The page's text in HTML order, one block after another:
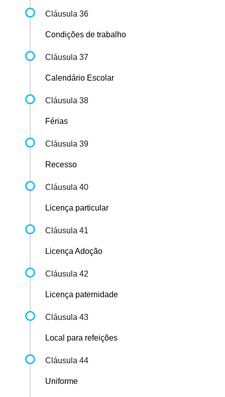
Cláusula 36
Condições de trabalho
Cláusula 37
Calendário Escolar
Cláusula 38
Férias
Cláusula 39
Recesso
Cláusula 40
Licença particular
Cláusula 41
Licença Adoção
Cláusula 42
Licença paternidade
Cláusula 43
Local para refeições
Cláusula 44
Uniforme